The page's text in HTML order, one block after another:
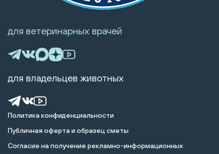
Политика конфиденциальности
Публичная оферта и образец сметы
Cогласие на получение рекламно-информационных
для ветеринарных врачей
для владельцев животных